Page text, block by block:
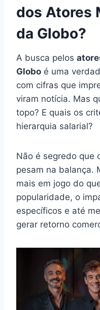
dos Atores
da Globo?
A busca pelos
Globo é uma
com cifras que
viram notícia. Mas
topo? E quais os
hierarquia salarial?
Não é segredo que
pesam na balança.
mais em jogo do
popularidade, o
específicos e até
gerar retorno